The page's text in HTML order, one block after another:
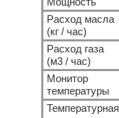
Расход масла
(кг / час)
Расход газа
(м3 / час)
Монитор
температуры
Температурная